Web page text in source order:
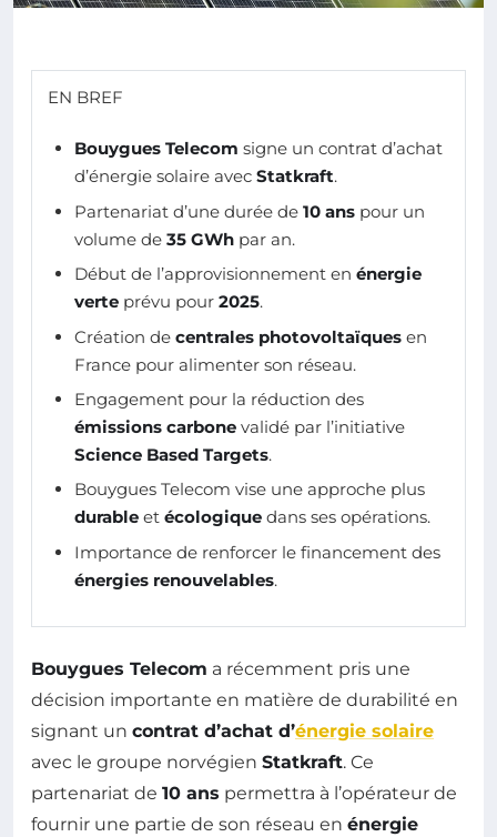
EN BREF
Bouygues Telecom signe un contrat d’achat
d’énergie solaire avec Statkraft.
Partenariat d’une durée de 10 ans pour un
volume de 35 GWh par an.
Début de l’approvisionnement en énergie
verte prévu pour 2025.
Création de centrales photovoltaïques en
France pour alimenter son réseau.
Engagement pour la réduction des
émissions carbone validé par l’initiative
Science Based Targets.
Bouygues Telecom vise une approche plus
durable et écologique dans ses opérations.
Importance de renforcer le financement des
énergies renouvelables.
Bouygues Telecom a récemment pris une
décision importante en matière de durabilité en
signant un contrat d’achat d’énergie solaire
avec le groupe norvégien Statkraft. Ce
partenariat de 10 ans permettra à l’opérateur de
fournir une partie de son réseau en énergie